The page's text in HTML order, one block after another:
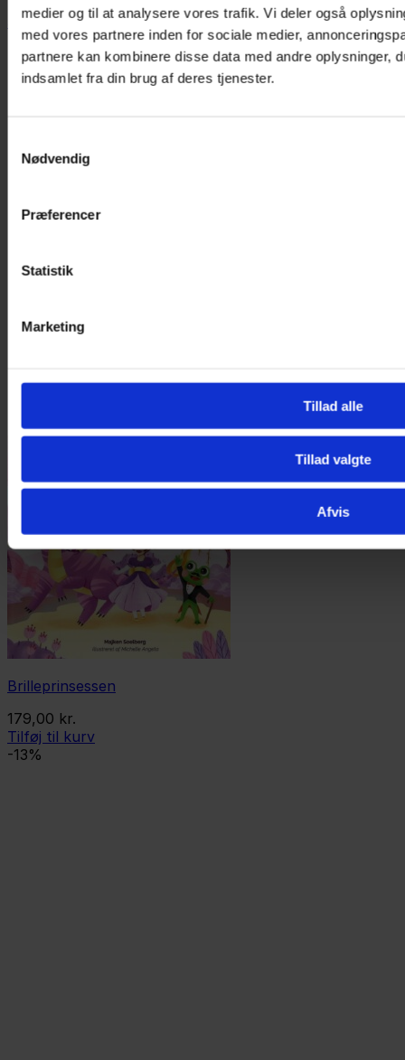
medier og til at analysere vores trafik. Vi deler også
med vores partnere inden for sociale medier,
partnere kan kombinere disse data med andre oplysninger,
indsamlet fra din brug af deres tjenester.
Nødvendig
Præferencer
Statistik
Marketing
Tillad alle
Tillad valgte
Afvis
32 Varer
Brilleprinsessen
179,00 kr.
Tilføj til kurv
-13%